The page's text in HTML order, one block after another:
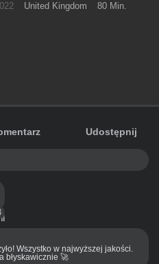
United Kingdom
80 Min.
Udostępnij
Wszystko w najwyższej jakości.
błyskawicznie 🚀